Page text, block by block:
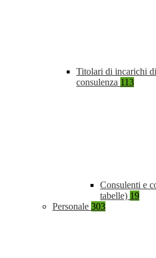
Titolari di incarichi
consulenza 113
Consulenti e
tabelle) 19
Personale 303